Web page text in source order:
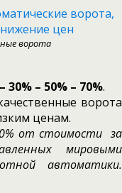
ворота
30% – 50% – 70%.
ворота
ценам.
от стоимости за
мировыми
автоматики.